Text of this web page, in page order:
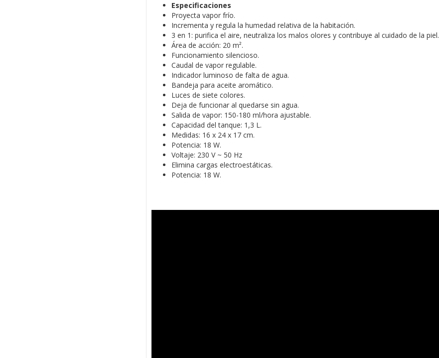
Especificaciones
Proyecta vapor frío.
Incrementa y regula la humedad relativa de la habitación.
3 en 1: purifica el aire, neutraliza los malos olores y contribuye al cuidado de la piel.
Área de acción: 20 m².
Funcionamiento silencioso.
Caudal de vapor regulable.
Indicador luminoso de falta de agua.
Bandeja para aceite aromático.
Luces de siete colores.
Deja de funcionar al quedarse sin agua.
Salida de vapor: 150-180 ml/hora ajustable.
Capacidad del tanque: 1,3 L.
Medidas: 16 x 24 x 17 cm.
Potencia: 18 W.
Voltaje: 230 V ~ 50 Hz
Elimina cargas electroestáticas.
Potencia: 18 W.